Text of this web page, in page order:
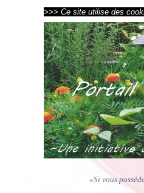
>>> Ce site utilise des
«Si vous